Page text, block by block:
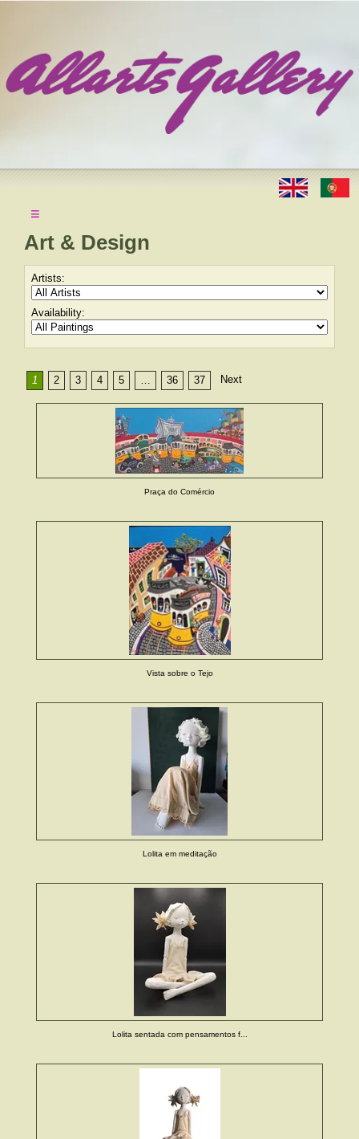
≡
Art & Design
Artists:
Availability:
1 2 3 4 5 … 36 37 Next
Praça do Comércio
Vista sobre o Tejo
Lolita em meditação
Lolita sentada com pensamentos f...